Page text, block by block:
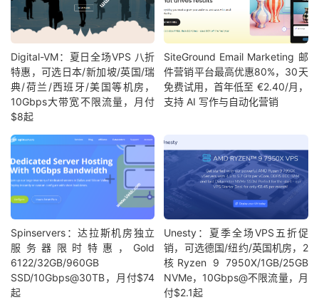
Digital-VM：夏日全场VPS 八折
特惠，可选日本/新加坡/英国/瑞
典/荷兰/西班牙/美国等机房，
10Gbps大带宽不限流量，月付
$8起
SiteGround Email Marketing 邮
件营销平台最高优惠80%，30天
免费试用，首年低至 €2.40/月，
支持 AI 写作与自动化营销
Spinservers：达拉斯机房独立
服务器限时特惠，Gold
6122/32GB/960GB
SSD/10Gbps@30TB，月付$74
起
Unesty：夏季全场VPS五折促
销，可选德国/纽约/英国机房，2
核Ryzen 9 7950X/1GB/25GB
NVMe，10Gbps@不限流量，月
付$2.1起